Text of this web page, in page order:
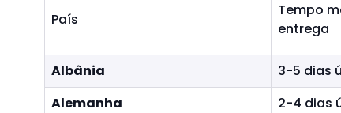
Custos de envio e tempos de entrega
País
Tempo
entrega
Albânia 3-5 dias
Alemanha
2-4 dias